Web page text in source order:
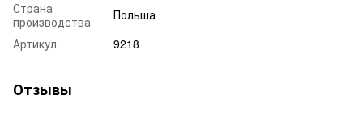
Страна
производства
Польша
Артикул
9218
Отзывы